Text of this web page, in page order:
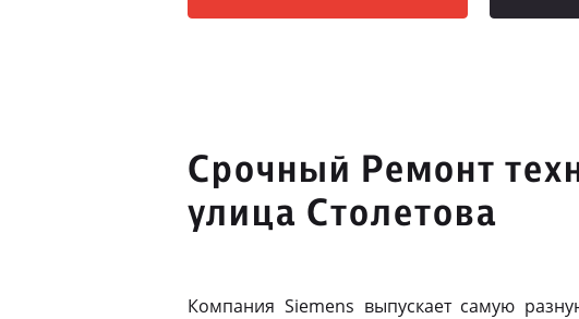
Срочный Ремонт
улица Столетова
Компания Siemens выпускает самую